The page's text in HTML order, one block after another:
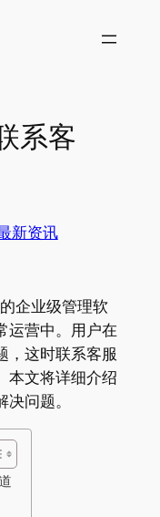
系客
新资讯
企业级管理软
运营中。用户在
，这时联系客服
本文将详细介绍
问题。